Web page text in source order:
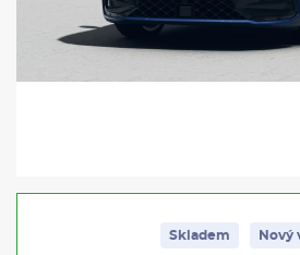
Skladem Nový